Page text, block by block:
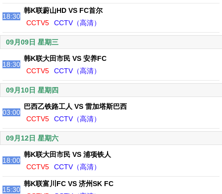
18:30
韩K联蔚山HD VS FC首尔
CCTV5
CCTV（高清）
09月09日 星期三
18:30
韩K联大田市民 VS 安养FC
CCTV5
CCTV（高清）
09月10日 星期四
03:00
巴西乙铁路工人 VS 雷加塔斯巴西
CCTV5
CCTV（高清）
09月12日 星期六
18:00
韩K联大田市民 VS 浦项铁人
CCTV5
CCTV（高清）
15:30
韩K联富川FC VS 济州SK FC